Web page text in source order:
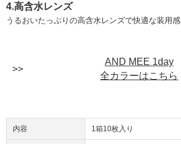
4.高含水レンズ
うるおいたっぷりの高含水レンズで快適な装用感
AND MEE 1day
全カラーはこちら
内容 1箱10枚入り